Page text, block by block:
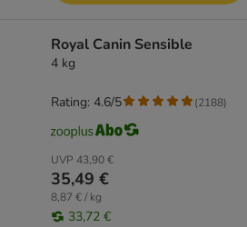
Royal Canin Sensible
4 kg
UVP 43,90 €
35,49 €
8,87 € / kg
33,72 €
Rating: 4.6/5 (2188)